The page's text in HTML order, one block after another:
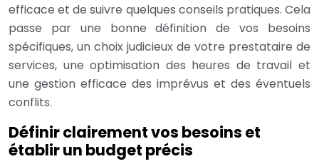
efficace et de suivre quelques conseils pratiques. Cela
passe par une bonne définition de vos besoins
spécifiques, un choix judicieux de votre prestataire de
services, une optimisation des heures de travail et
une gestion efficace des imprévus et des éventuels
conflits.
Définir clairement vos besoins et
établir un budget précis